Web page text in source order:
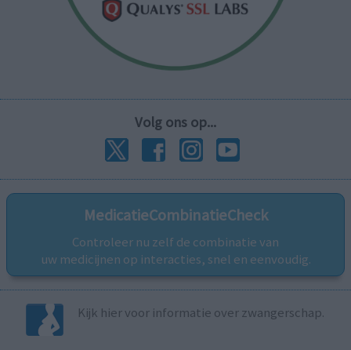
Volg ons op...
MedicatieCombinatieCheck
Controleer nu zelf de combinatie van
uw medicijnen op interacties, snel en eenvoudig.
Kijk hier voor informatie over zwangerschap.